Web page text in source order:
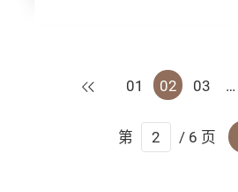
上一页
01 02 03 …
第 / 6 页